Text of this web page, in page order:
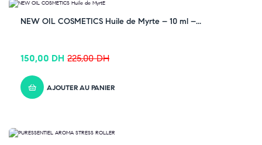
NEW OIL COSMETICS Huile de Myrte – 10 ml –...
225,00DH
150,00 DH
AJOUTER AU PANIER